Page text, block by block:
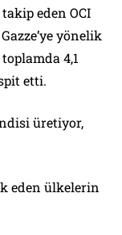
eden OCI
yönelik
4,1
etti.
üretiyor,
eden ülkelerin